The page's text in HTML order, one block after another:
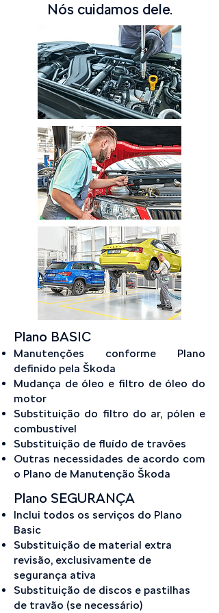
Nós cuidamos dele.
Plano BASIC
Manutenções conforme Plano
definido pela Škoda
Mudança de óleo e filtro de óleo do
motor
Substituição do filtro do ar, pólen e
combustível
Substituição de fluído de travões
Outras necessidades de acordo com
o Plano de Manutenção Škoda
Plano SEGURANÇA
Inclui todos os serviços do Plano
Basic
Substituição de material extra
revisão, exclusivamente de
segurança ativa
Substituição de discos e pastilhas
de travão (se necessário)